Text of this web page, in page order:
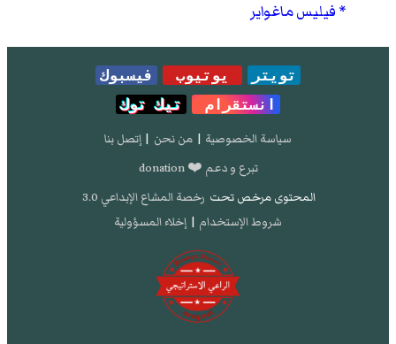
فيليس ماغواير
تويتر يوتيوب
فيسبوك
انستقرام
تيك توك
سياسة الخصوصية | من نحن | إتصل بنا
تبرع و دعم ❤️ donation
المحتوى مرخص تحت رخصة المشاع الإبداعي 3.0
شروط الإستخدام | إخلاء المسؤولية